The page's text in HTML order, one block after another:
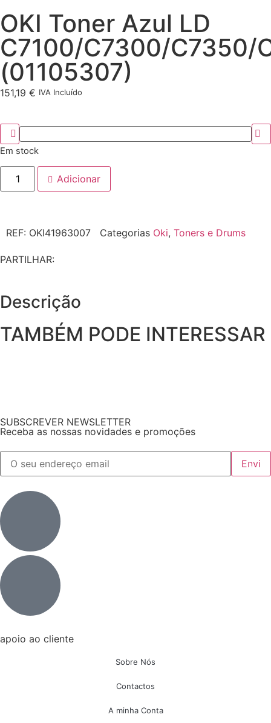
OKI Toner Azul LD
C7100/C7300/C7350/
(01105307)
151,19 € IVA Incluído
Em stock
Adicionar
REF: OKI41963007 Categorias Oki, Toners e Drums
PARTILHAR:
Descrição
TAMBÉM PODE INTERESSAR
SUBSCREVER NEWSLETTER
Receba as nossas novidades e promoções
apoio ao cliente
Sobre Nós
Contactos
A minha Conta